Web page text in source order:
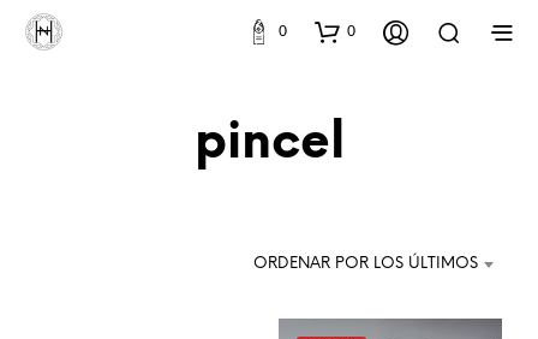
0 0
pincel
ORDENAR POR LOS ÚLTIMOS